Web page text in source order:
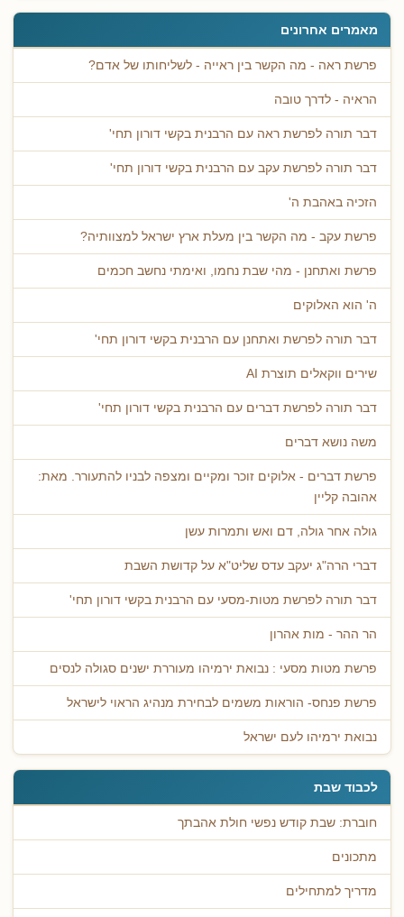
מאמרים אחרונים
פרשת ראה - מה הקשר בין ראייה - לשליחותו של אדם?
הראיה - לדרך טובה
דבר תורה לפרשת ראה עם הרבנית בקשי דורון תחי'
דבר תורה לפרשת עקב עם הרבנית בקשי דורון תחי'
הזכיה באהבת ה'
פרשת עקב - מה הקשר בין מעלת ארץ ישראל למצוותיה?
פרשת ואתחנן - מהי שבת נחמו, ואימתי נחשב חכמים
ה' הוא האלוקים
דבר תורה לפרשת ואתחנן עם הרבנית בקשי דורון תחי'
שירים ווקאלים תוצרת AI
דבר תורה לפרשת דברים עם הרבנית בקשי דורון תחי'
משה נושא דברים
פרשת דברים - אלוקים זוכר ומקיים ומצפה לבניו להתעורר. מאת:
אהובה קליין
גולה אחר גולה, דם ואש ותמרות עשן
דברי הרה"ג יעקב עדס שליט"א על קדושת השבת
דבר תורה לפרשת מטות-מסעי עם הרבנית בקשי דורון תחי'
הר ההר - מות אהרון
פרשת מטות מסעי : נבואת ירמיהו מעוררת ישנים סגולה לנסים
פרשת פנחס- הוראות משמים לבחירת מנהיג הראוי לישראל
נבואת ירמיהו לעם ישראל
לכבוד שבת
חוברת: שבת קודש נפשי חולת אהבתך
מתכונים
מדריך למתחילים